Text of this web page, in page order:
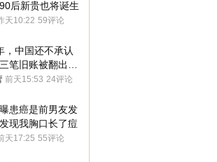
后新贵也将诞生
天10:22 59评论
，中国还不承认
笔旧账被翻出，
现
前天15:53 24评论
患癌是前男友发
现我胸口长了痘
天17:25 55评论